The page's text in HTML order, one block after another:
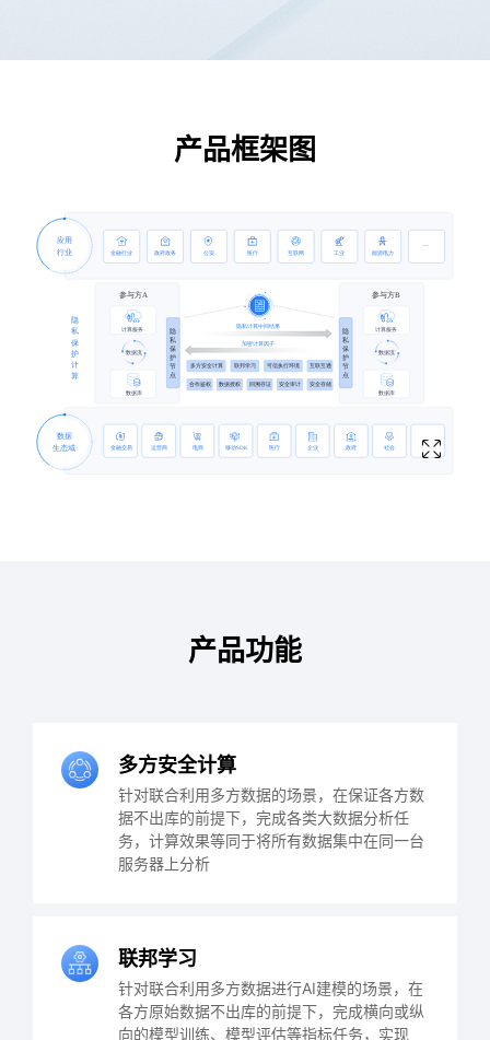
产品框架图
产品功能
多方安全计算
针对联合利用多方数据的场景，在保证各方数
据不出库的前提下，完成各类大数据分析任
务，计算效果等同于将所有数据集中在同一台
服务器上分析
联邦学习
针对联合利用多方数据进行AI建模的场景，在
各方原始数据不出库的前提下，完成横向或纵
向的模型训练、模型评估等指标任务，实现